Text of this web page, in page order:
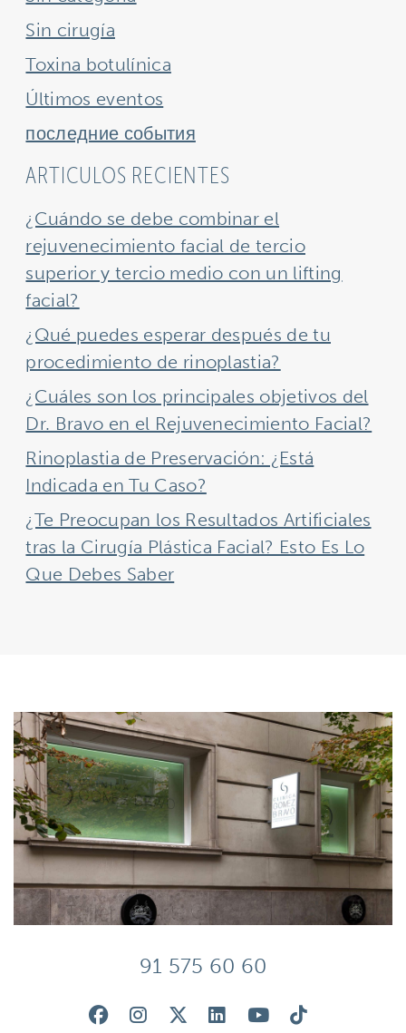
Sin cirugía
Toxina botulínica
Últimos eventos
последние события
ARTICULOS RECIENTES
¿Cuándo se debe combinar el
rejuvenecimiento facial de tercio
superior y tercio medio con un lifting
facial?
¿Qué puedes esperar después de tu
procedimiento de rinoplastia?
¿Cuáles son los principales objetivos del
Dr. Bravo en el Rejuvenecimiento Facial?
Rinoplastia de Preservación: ¿Está
Indicada en Tu Caso?
¿Te Preocupan los Resultados Artificiales
tras la Cirugía Plástica Facial? Esto Es Lo
Que Debes Saber
91 575 60 60